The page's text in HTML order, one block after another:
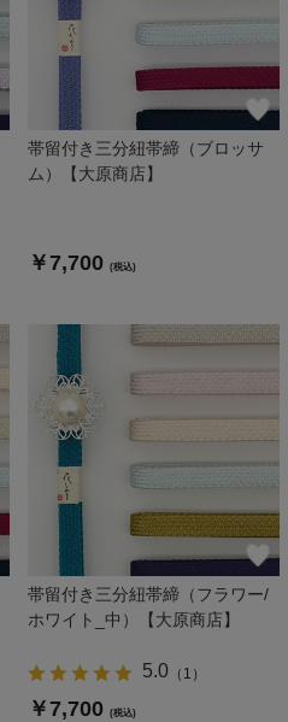
帯留付き三分紐帯締（ブロッサ
ム）【大原商店】
￥7,700 (税込)
帯留付き三分紐帯締（フラワー/
ホワイト_中）【大原商店】
5.0（ 1 ）
￥7,700 (税込)